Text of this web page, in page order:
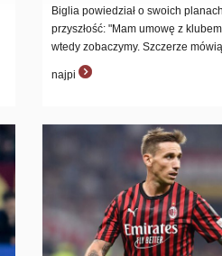
Biglia powiedział o swoich
przyszłość: "Mam umowę z
wtedy zobaczymy. Szczerze
najpi